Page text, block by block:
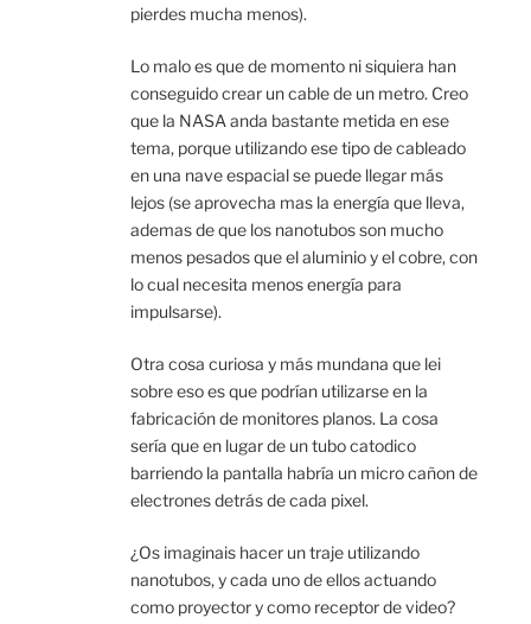
pierdes mucha menos).
Lo malo es que de momento ni siquiera han
conseguido crear un cable de un metro. Creo
que la NASA anda bastante metida en ese
tema, porque utilizando ese tipo de cableado
en una nave espacial se puede llegar más
lejos (se aprovecha mas la energía que lleva,
ademas de que los nanotubos son mucho
menos pesados que el aluminio y el cobre, con
lo cual necesita menos energía para
impulsarse).
Otra cosa curiosa y más mundana que lei
sobre eso es que podrían utilizarse en la
fabricación de monitores planos. La cosa
sería que en lugar de un tubo catodico
barriendo la pantalla habría un micro cañon de
electrones detrás de cada pixel.
¿Os imaginais hacer un traje utilizando
nanotubos, y cada uno de ellos actuando
como proyector y como receptor de video?